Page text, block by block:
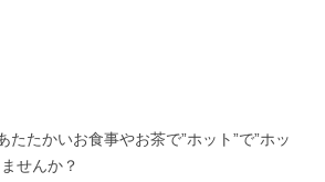
たたかいお食事やお茶で”ホット”で”ホッ
せんか？